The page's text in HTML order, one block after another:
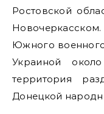
Ростовской
Южного
Украиной
территория
Донецкой